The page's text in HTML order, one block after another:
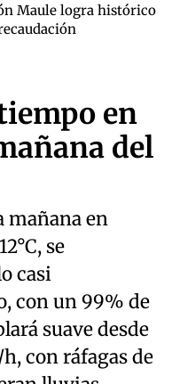
Maule logra histórico
en
del
mañana en
se
casi
con un 99% de
suave desde
con ráfagas de